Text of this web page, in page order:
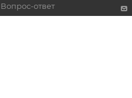
Вопрос-ответ